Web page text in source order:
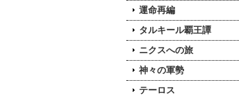
運命再編
タルキール覇王譚
ニクスへの旅
神々の軍勢
テーロス